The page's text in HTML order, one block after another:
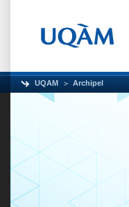
UQAM Archipel